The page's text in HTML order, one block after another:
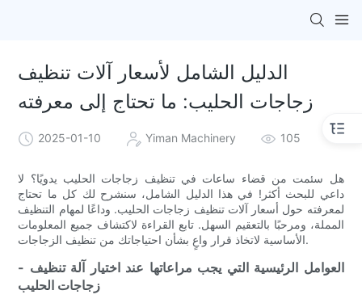
الدليل الشامل لأسعار آلات تنظيف
زجاجات الحليب: ما تحتاج إلى معرفته
2025-01-10 Yiman Machinery 105
هل سئمت من قضاء ساعات في تنظيف زجاجات الحليب يدويًا؟ لا
داعي للبحث أكثر! في هذا الدليل الشامل، سنشرح لك كل ما تحتاج
لمعرفته حول أسعار آلات تنظيف زجاجات الحليب. وداعًا لمهام التنظيف
المملة، ومرحبًا بالتعقيم السهل. تابع القراءة لاكتشاف جميع المعلومات
الأساسية لاتخاذ قرار واعٍ بشأن احتياجاتك من تنظيف الزجاجات.
- العوامل الرئيسية التي يجب مراعاتها عند اختيار آلة تنظيف
زجاجات الحليب